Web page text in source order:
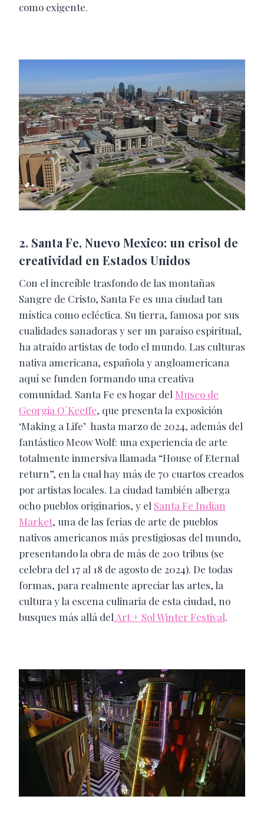
como exigente.
2. Santa Fe, Nuevo Mexico: un crisol de
creatividad en Estados Unidos
Con el increíble trasfondo de las montañas
Sangre de Cristo, Santa Fe es una ciudad tan​
mística como ecléctica. Su tierra, famosa por sus
cualidades sanadoras y ser un paraíso espiritual,
ha atraído artistas de todo el mundo. Las culturas
nativa americana, española y angloamericana
aquí se funden formando una creativa
comunidad. Santa Fe es hogar del Museo de
Georgia O´Keeffe, que presenta la exposición
‘Making a Life’ ​ hasta marzo de 2024, además del
fantástico Meow Wolf: una experiencia de arte
totalmente inmersiva llamada “House of Eternal
return”, en la cual hay más de 70 cuartos creados
por artistas locales. La ciudad también alberga
ocho pueblos originarios, y el Santa Fe Indian
Market, una de las ferias de arte de pueblos
nativos americanos más prestigiosas del mundo,
presentando la obra de más de 200 tribus (se
celebra del 17 al 18 de agosto de 2024). De todas
formas, para realmente apreciar las artes, la
cultura y la escena culinaria de esta ciudad, no
busques más allá del Art + Sol Winter Festival.